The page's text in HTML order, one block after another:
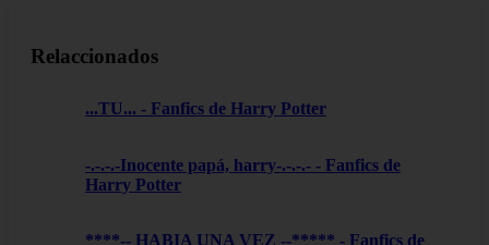
Relaccionados
...TU... - Fanfics de Harry Potter
-.-.-.-Inocente papá, harry-.-.-.- - Fanfics de
Harry Potter
****-- HABIA UNA VEZ --***** - Fanfics de